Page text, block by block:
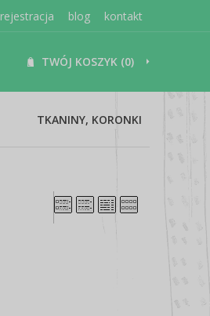
rejestracja blog kontakt
TWÓJ KOSZYK (0)
TKANINY, KORONKI